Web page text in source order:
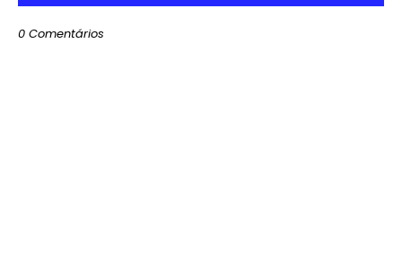
0 Comentários